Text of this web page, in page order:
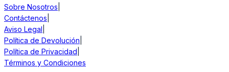
Sobre Nosotros
Contáctenos
Aviso Legal
Política de Devolución
Política de Privacidad
Términos y Condiciones